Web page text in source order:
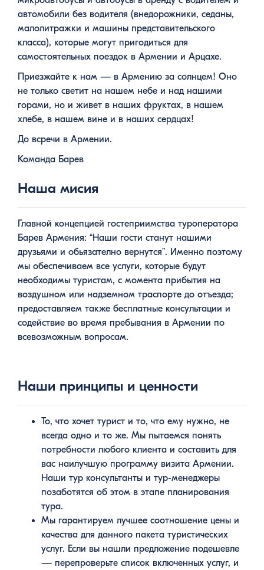
автомобили без водителя (внедорожники, седаны,
малолитражки и машины представительского
класса), которые могут пригодиться для
самостоятельных поездок в Армении и Арцахе.
Приезжайте к нам — в Армению за солнцем! Оно
не только светит на нашем небе и над нашими
горами, но и живет в наших фруктах, в нашем
хлебе, в нашем вине и в наших сердцах!
До всречи в Армении.
Команда Барев
Наша мисия
Главной концепцией гостеприимства туроператора
Барев Армения: “Наши гости станут нашими
друзьями и обьязателно вернутся”. Именно поэтому
мы обеспечиваем все услуги, которые будут
необходимы туристам, с момента прибытия на
воздушном или надземном траспорте до отъезда;
предоставляем также бесплатные консультации и
содействие во время пребывания в Армении по
всевозможным вопросам.
Наши принципы и ценности
То, что хочет турист и то, что ему нужно, не
всегда одно и то же. Мы пытаемся понять
потребности любого клиента и составить для
вас наилучшую программу визита Армении.
Наши тур консультанты и тур-менеджеры
позаботятся об этом в этапе планирования
тура.
Мы гарантируем лучшее соотношение цены и
качества для данного пакета туристических
услуг. Если вы нашли предложение подешевле
— перепроверьте список включенных услуг, и